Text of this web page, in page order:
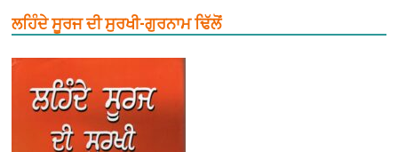
ਲਹਿੰਦੇ ਸੂਰਜ ਦੀ ਸੁਰਖੀ-ਗੁਰਨਾਮ ਢਿੱਲੋਂ